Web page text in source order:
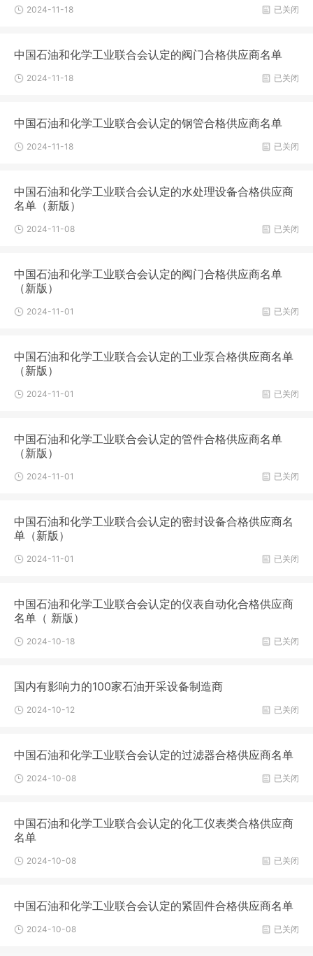
已关闭
2024-11-18
中国石油和化学工业联合会认定的阀门合格供应商名单
已关闭
2024-11-18
中国石油和化学工业联合会认定的钢管合格供应商名单
已关闭
2024-11-18
中国石油和化学工业联合会认定的水处理设备合格供应商
名单（新版）
已关闭
2024-11-08
中国石油和化学工业联合会认定的阀门合格供应商名单
（新版）
已关闭
2024-11-01
中国石油和化学工业联合会认定的工业泵合格供应商名单
（新版）
已关闭
2024-11-01
中国石油和化学工业联合会认定的管件合格供应商名单
（新版）
已关闭
2024-11-01
中国石油和化学工业联合会认定的密封设备合格供应商名
单（新版）
已关闭
2024-11-01
中国石油和化学工业联合会认定的仪表自动化合格供应商
名单（ 新版）
已关闭
2024-10-18
国内有影响力的100家石油开采设备制造商
已关闭
2024-10-12
中国石油和化学工业联合会认定的过滤器合格供应商名单
已关闭
2024-10-08
中国石油和化学工业联合会认定的化工仪表类合格供应商
名单
已关闭
2024-10-08
中国石油和化学工业联合会认定的紧固件合格供应商名单
已关闭
2024-10-08